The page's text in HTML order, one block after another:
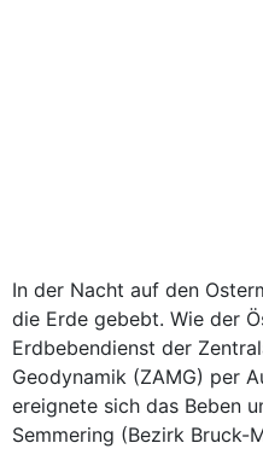
In der Nacht auf den
die Erde gebebt. Wie der
Erdbebendienst der
Geodynamik (ZAMG) per
ereignete sich das Beben
Semmering (Bezirk Bruck-